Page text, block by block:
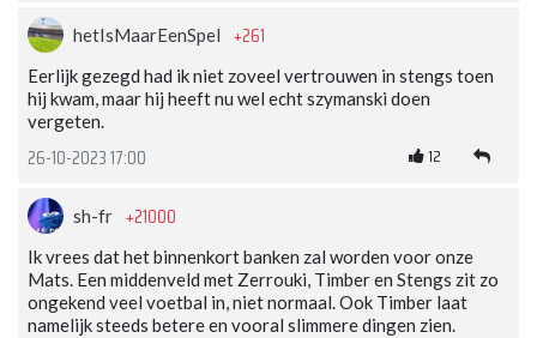
hetIsMaarEenSpel +261
Eerlijk gezegd had ik niet zoveel vertrouwen in stengs toen
hij kwam, maar hij heeft nu wel echt szymanski doen
vergeten.
26-10-2023 17:00 12
sh-fr +21000
Ik vrees dat het binnenkort banken zal worden voor onze
Mats. Een middenveld met Zerrouki, Timber en Stengs zit zo
ongekend veel voetbal in, niet normaal. Ook Timber laat
namelijk steeds betere en vooral slimmere dingen zien.